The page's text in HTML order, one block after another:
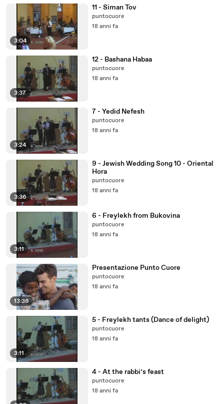
3:04
11 - Siman Tov
puntocuore
18 anni fa
3:37
12 - Bashana Habaa
puntocuore
18 anni fa
3:24
7 - Yedid Nefesh
puntocuore
18 anni fa
3:36
9 - Jewish Wedding Song 10 - Oriental
Hora
puntocuore
18 anni fa
3:11
6 - Freylekh from Bukovina
puntocuore
18 anni fa
13:36
Presentazione Punto Cuore
puntocuore
18 anni fa
3:11
5 - Freylekh tants (Dance of delight)
puntocuore
18 anni fa
4 - At the rabbi’s feast
puntocuore
18 anni fa